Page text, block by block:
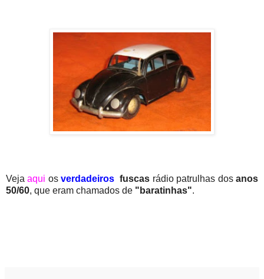
Vejaaqui osverdadeiros fuscas rádio patrulhas dosanos
50/60, que eram chamados de "baratinhas".